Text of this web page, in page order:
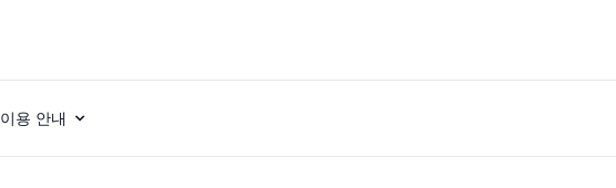
이용 안내